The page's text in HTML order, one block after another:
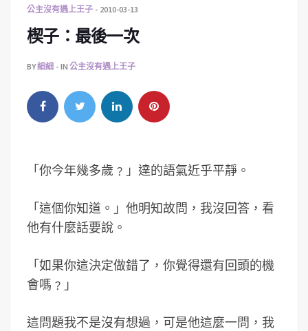
公主沒有遇上王子 2010-03-13
楔子：最後一次
BY細細 IN 公主沒有遇上王子
「你今年幾多歲﹖」達的語氣近乎平靜。
「這個你知道。」他明知故問，我沒回答，看
他有什麼話要說。
「如果你這決定做錯了，你覺得還有回頭的機
會嗎﹖」
這問題我不是沒有想過，可是他這麼一問，我